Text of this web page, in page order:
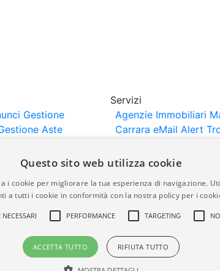
Gestione
Aste
Importazione
Servizi
Agenzie Immobiliari
Carrara eMail Alert
vengono pubblicati da agenzie immobiliari
correttezza, della completezza, della
Questo sito web utilizza cookie
i cookie per migliorare la tua esperienza di navigazione.
a tutti i cookie in conformità con la nostra policy per i
PERFORMANCE TARGETING
ACCETTA TUTTO RIFIUTA TUTTO